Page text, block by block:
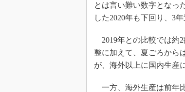
とは言い難い数字となっ
した2020年も下回り、3
2019年との比較では約2
整に加えて、夏ごろから
が、海外以上に国内生産
一方、海外生産は前年